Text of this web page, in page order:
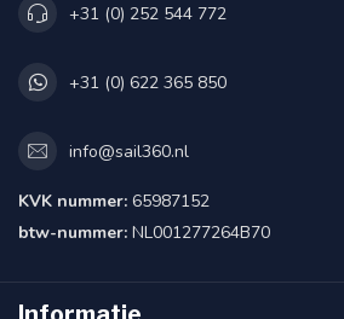
+31 (0) 252 544 772
+31 (0) 622 365 850
info@sail360.nl
KVK nummer: 65987152
btw-nummer: NL001277264B70